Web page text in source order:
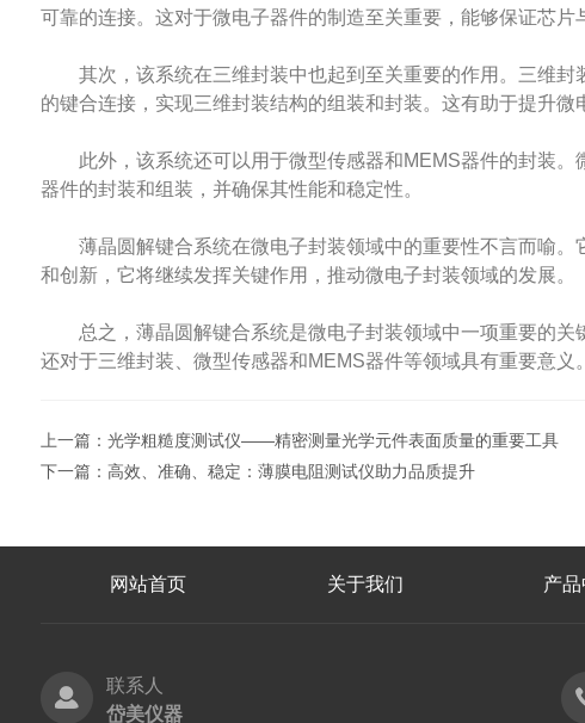
可靠的连接。这对于微电子器件的制造至关重要，能够保证芯片
其次，该系统在三维封装中也起到至关重要的作用。三维封
的键合连接，实现三维封装结构的组装和封装。这有助于提升微
此外，该系统还可以用于微型传感器和MEMS器件的封装。
器件的封装和组装，并确保其性能和稳定性。
薄晶圆解键合系统在微电子封装领域中的重要性不言而喻。
和创新，它将继续发挥关键作用，推动微电子封装领域的发展。
总之，薄晶圆解键合系统是微电子封装领域中一项重要的关
还对于三维封装、微型传感器和MEMS器件等领域具有重要意
上一篇： 光学粗糙度测试仪——精密测量光学元件表面质量的重要工具
下一篇： 高效、准确、稳定：薄膜电阻测试仪助力品质提升
网站首页 关于我们 产
联系人
岱美仪器